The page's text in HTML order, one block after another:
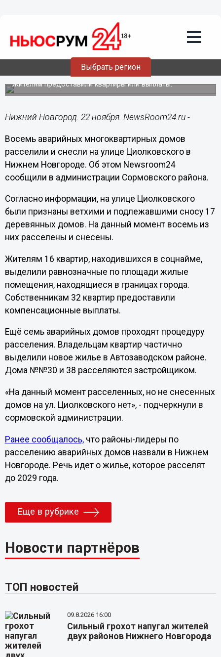
Выбрать регион
8 аварийных домов снесли после
расселения на Циолковского в
Жителям предоставили квартиры или выплаты.
Нижний Новгород. 22 ноября. NewsRoom24.ru -
Восемь аварийных многоквартирных домов
расселили и снесли на улице Циолковского в
Нижнем Новгороде. Об этом Newsroom24
сообщили в администрации Сормовского района.
Согласно информации, на улице Циолковского
были признаны ветхими и подлежавшими сносу 17
деревянных домов. На данный момент восемь из
них расселены и снесены.
Жителям 16 квартир, находившихся в соцнайме,
выделили равнозначные по площади жилые
помещения, находящиеся в границах города.
Собственникам 32 квартир предоставили
компенсационные выплаты.
Ещё семь аварийных домов проходят процедуру
расселения. Владельцам квартир частично
выделили новое жилье в Автозаводском районе.
Дома №№30 и 38 расселяются застройщиком.
«На данный момент расселенных, но не снесенных
домов на ул. Циолковского нет», - подчеркнули в
сормовской администрации.
Ранее сообщалось,что районы-лидеры по
расселению аварийных домов назвали в Нижнем
Новгороде. Речь идет о жилье, которое расселят
до 2029 года.
Еще в рубрике
Новости партнёров
ТОП новостей
09.8.2026 16:00
Сильный грохот напугал жителей
двух районов Нижнего Новгорода